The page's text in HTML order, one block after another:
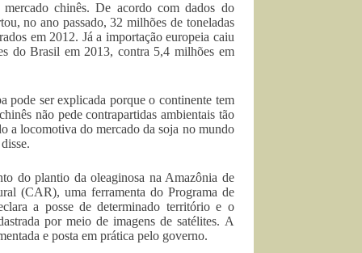
chinês. De acordo com dados do
no ano passado, 32 milhões de toneladas
em 2012. Já a importação europeia caiu
do Brasil em 2013, contra 5,4 milhões em
pode ser explicada porque o continente tem
não pede contrapartidas ambientais tão
a locomotiva do mercado da soja no mundo
do plantio da oleaginosa na Amazônia de
(CAR), uma ferramenta do Programa de
a posse de determinado território e o
por meio de imagens de satélites. A
e posta em prática pelo governo.